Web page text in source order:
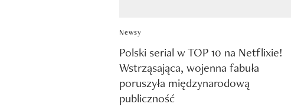
Newsy
Polski serial w TOP 10 na Netflixie!
Wstrząsająca, wojenna fabuła
poruszyła międzynarodową
publiczność